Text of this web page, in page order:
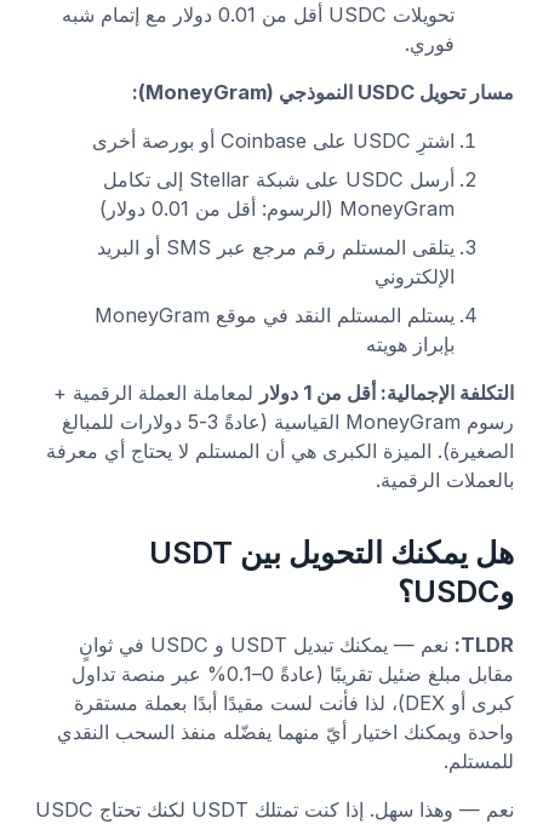
تحويلات USDC أقل من 0.01 دولار مع إتمام شبه
فوري.
مسار تحويل USDC النموذجي (MoneyGram):
اشترِ USDC على Coinbase أو بورصة أخرى
أرسل USDC على شبكة Stellar إلى تكامل
MoneyGram (الرسوم: أقل من 0.01 دولار)
يتلقى المستلم رقم مرجع عبر SMS أو البريد
الإلكتروني
يستلم المستلم النقد في موقع MoneyGram
بإبراز هويته
التكلفة الإجمالية: أقل من 1 دولار
لمعاملة العملة الرقمية +
رسوم MoneyGram القياسية (عادةً 3-5 دولارات للمبالغ
الصغيرة). الميزة الكبرى هي أن المستلم لا يحتاج أي معرفة
بالعملات الرقمية.
هل يمكنك التحويل بين USDT
وUSDC؟
TLDR:
نعم — يمكنك تبديل USDT و USDC في ثوانٍ
مقابل مبلغ ضئيل تقريبًا (عادةً 0–0.1% عبر منصة تداول
كبرى أو DEX)، لذا فأنت لست مقيدًا أبدًا بعملة مستقرة
واحدة ويمكنك اختيار أيّ منهما يفضّله منفذ السحب النقدي
للمستلم.
نعم — وهذا سهل. إذا كنت تمتلك USDT لكنك تحتاج USDC